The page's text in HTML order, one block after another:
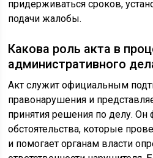
придерживаться сроков,
подачи жалобы.
Какова роль акта в
административного
Акт служит официальным
правонарушения и
принятия решения по делу. Он
обстоятельства, которые
и помогает органам власти